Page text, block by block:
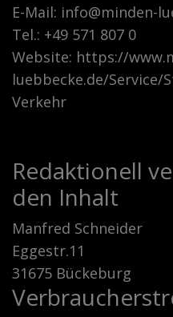
E-Mail: info@minden-
Tel.: +49 571 807 0
Website: https://
luebbecke.de/Service/
Verkehr
Redaktionell
den Inhalt
Manfred Schneider
Eggestr.11
31675 Bückeburg